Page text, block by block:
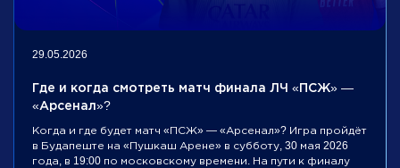
29.05.2026
Где и когда смотреть матч финала ЛЧ «ПСЖ» —
«Арсенал»?
Когда и где будет матч «ПСЖ» — «Арсенал»? Игра пройдёт
в Будапеште на «Пушкаш Арене» в субботу, 30 мая 2026
года, в 19:00 по московскому времени. На пути к финалу